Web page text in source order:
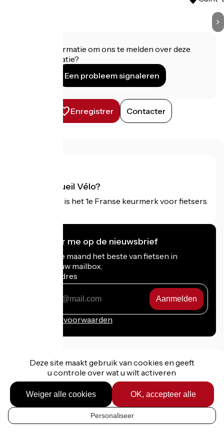
NL
Heeft u informatie om ons te melden over deze
accommodatie?
Een probleem signaleren
Enregistrer Contacter
Wat is Accueil Vélo?
Accueil Vélo is het 1e Franse keurmerk voor fietsers
Ik abonneer me op de nieuwsbrief
Ontvang elke maand het beste van fietsen in
Frankrijk in uw mailbox.
Mijn e-mailadres
Inschrijvingsvoorwaarden
Gefinancierd in het kader van Destination France
Juridische informatie
Deze site maakt gebruik van cookies en geeft
u controle over wat u wilt activeren
OK, accepteer alle
Weiger alle cookies
Personaliseer